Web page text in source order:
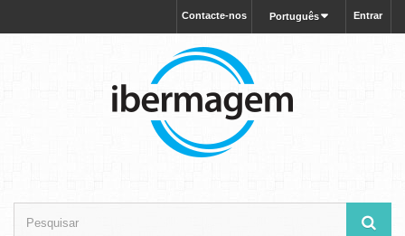
Entrar
Português
Contacte-nos